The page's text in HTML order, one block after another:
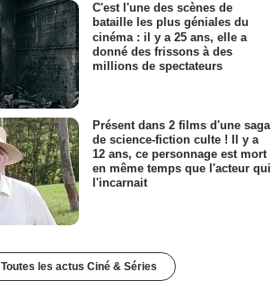
C'est l'une des scènes de
bataille les plus géniales du
cinéma : il y a 25 ans, elle a
donné des frissons à des
millions de spectateurs
Présent dans 2 films d'une saga
de science-fiction culte ! Il y a
12 ans, ce personnage est mort
en même temps que l'acteur qui
l'incarnait
Toutes les actus Ciné & Séries